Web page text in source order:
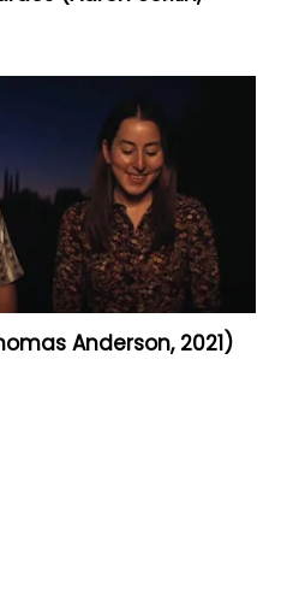
Anderson, 2021)